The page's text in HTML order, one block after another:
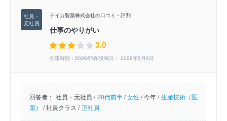
テイカ製薬株式会社の口コミ・評判
仕事のやりがい
3.0
在籍時期：2026年頃/投稿日： 2026年5月9日
回答者： 社員・元社員 / 20代前半/女性/今年 / 生産技術（医
薬） /社員クラス / 正社員